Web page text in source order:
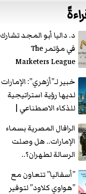
د. داليا أبو المجد تشارك
في مؤتمر The
Marketers League
وتدير جلسة...
خبير لـ”أزهري”: الإمارات
لديها رؤية استراتيجية
للذكاء الاصطناعي |
الرافال المصرية بسماء
الإمارات.. هل وصلت
الرسالة لطهران؟..
”ماعت جروب” تُجيب؟
”أسفاليا” تتعاون مع
”هواوي كلاود” لتوفير